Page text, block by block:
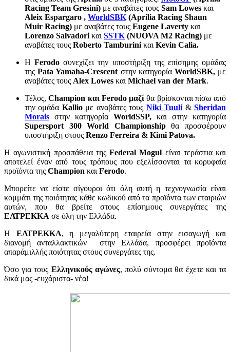
Racing Team Gresini) με αναβάτες τους Sam Lowes και
Aleix Espargaro , WorldSBK (Aprilia Racing Shaun
Muir Racing) με αναβάτες τους Eugene Laverty και
Lorenzo Salvadori και SSTK (NUOVA M2 Racing) με
αναβάτες τους Roberto Tamburini και Kevin Calia.
HFerodoσυνεχίζει την υποστήριξη της επίσημης ομάδας
τηςPataYamaha-Crescent στην κατηγορία WorldSBK, με
αναβάτες τους Alex Lowes και Michael van der Mark.
Τέλος,Champion και Ferodo μαζίθα βρίσκονται πίσω από
την ομάδα Kallioμε αναβάτες τους Niki Tuuli &Sheridan
Morais στην κατηγορία WorldSSP, και στην κατηγορία
Supersport 300 World Championshipθα προσφέρουν
υποστήριξη στους Renzo Ferreira & Kimi Patova.
Η αγωνιστική προσπάθεια της FederalMogul είναι τεράστια και
αποτελεί έναν από τους τρόπους που εξελίσσονται τα κορυφαία
προϊόντα της Champion και Ferodo.
Μπορείτε να είστε σίγουροι ότι όλη αυτή η τεχνογνωσία είναι
κομμάτι της ποιότητας κάθε κωδικού από τα προϊόντα των εταιριών
αυτών, που θα βρείτε στους επίσημους συνεργάτες της
ΕΛΤΡΕΚΚΑ σε όλη την Ελλάδα.
Η ΕΛΤΡΕΚΚΑ, η μεγαλύτερη εταιρεία στην εισαγωγή και
διανομή ανταλλακτικών στην Ελλάδα, προσφέρει προϊόντα
απαράμιλλής ποιότητας στους συνεργάτες της.
Όσο για τους Ελληνικούς αγώνες, πολύ σύντομα θα έχετε και τα
δικά μας -ευχάριστα- νέα!